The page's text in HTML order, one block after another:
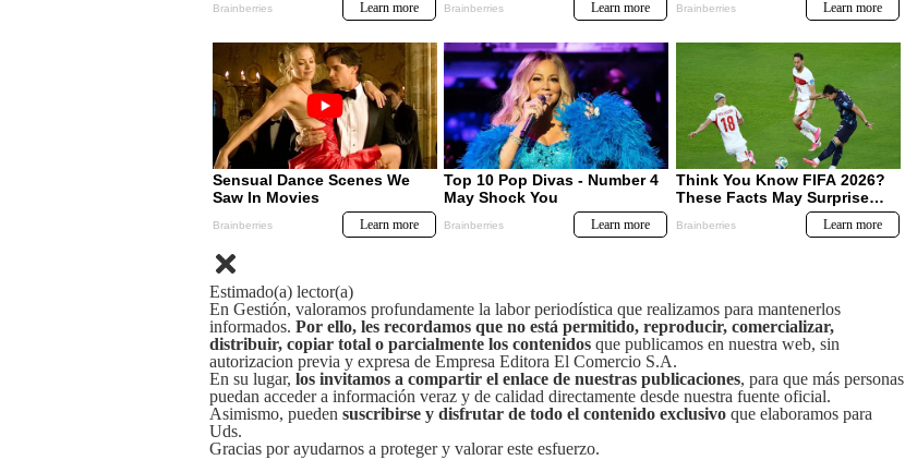
Estimado(a) lector(a)
En Gestión, valoramos profundamente la labor periodística que realizamos para mantenerlos
informados. Por ello, les recordamos que no está permitido, reproducir, comercializar,
distribuir, copiar total o parcialmente los contenidos que publicamos en nuestra web, sin
autorizacion previa y expresa de Empresa Editora El Comercio S.A.
En su lugar, los invitamos a compartir el enlace de nuestras publicaciones, para que más personas
puedan acceder a información veraz y de calidad directamente desde nuestra fuente oficial.
Asimismo, pueden suscribirse y disfrutar de todo el contenido exclusivo que elaboramos para
Uds.
Gracias por ayudarnos a proteger y valorar este esfuerzo.